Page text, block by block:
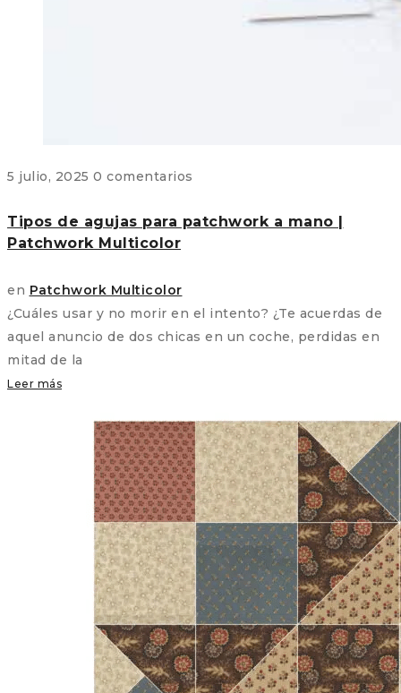
5 julio, 2025 0 comentarios
Tipos de agujas para patchwork a mano |
Patchwork Multicolor
en Patchwork Multicolor
¿Cuáles usar y no morir en el intento? ¿Te acuerdas de
aquel anuncio de dos chicas en un coche, perdidas en
mitad de la
Leer más